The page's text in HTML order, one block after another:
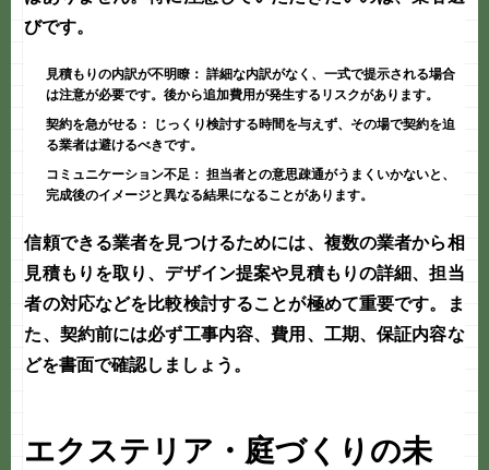
びです。
見積もりの内訳が不明瞭： 詳細な内訳がなく、一式で提示される場合
は注意が必要です。後から追加費用が発生するリスクがあります。
契約を急がせる： じっくり検討する時間を与えず、その場で契約を迫
る業者は避けるべきです。
コミュニケーション不足： 担当者との意思疎通がうまくいかないと、
完成後のイメージと異なる結果になることがあります。
信頼できる業者を見つけるためには、複数の業者から相
見積もりを取り、デザイン提案や見積もりの詳細、担当
者の対応などを比較検討することが極めて重要です。ま
た、契約前には必ず工事内容、費用、工期、保証内容な
どを書面で確認しましょう。
エクステリア・庭づくりの未